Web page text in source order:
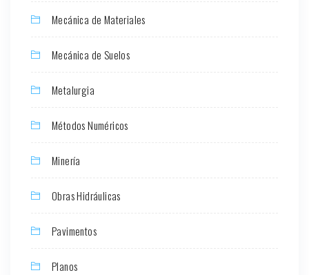
Mecánica de Materiales
Mecánica de Suelos
Metalurgia
Métodos Numéricos
Minería
Obras Hidráulicas
Pavimentos
Planos